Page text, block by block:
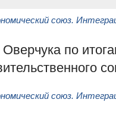
союз.
по
союз.